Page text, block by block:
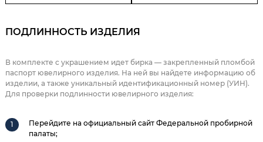
ПОДЛИННОСТЬ ИЗДЕЛИЯ
В комплекте с украшением идет бирка — закрепленный пломбой
паспорт ювелирного изделия. На ней вы найдете информацию об
изделии, а также уникальный идентификационный номер (УИН).
Для проверки подлинности ювелирного изделия:
Перейдите на официальный сайт Федеральной пробирной
палаты;